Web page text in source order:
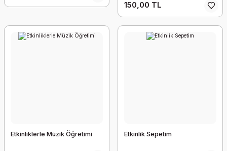
150,00 TL
Etkinliklerle Müzik Öğretimi Etkinlik Sepetim